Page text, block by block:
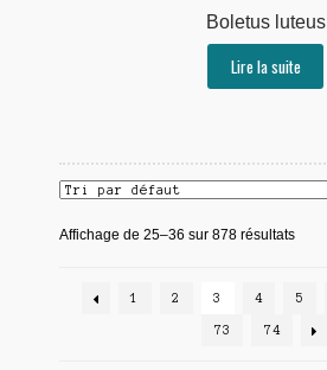
Boletus luteus
Lire la suite
Affichage de 25–36 sur 878 résultats
1 2 3 4 5
73 74